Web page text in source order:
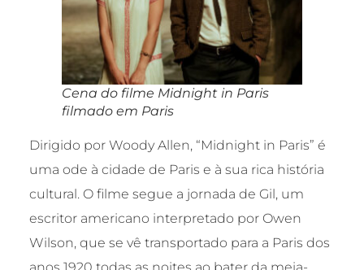
Cena do filme Midnight in Paris
filmado em Paris
Dirigido por Woody Allen, “Midnight in Paris” é
uma ode à cidade de Paris e à sua rica história
cultural. O filme segue a jornada de Gil, um
escritor americano interpretado por Owen
Wilson, que se vê transportado para a Paris dos